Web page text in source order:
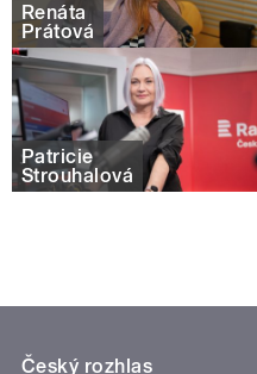
Renáta
Prátová
Patricie
Strouhalová
Český rozhlas